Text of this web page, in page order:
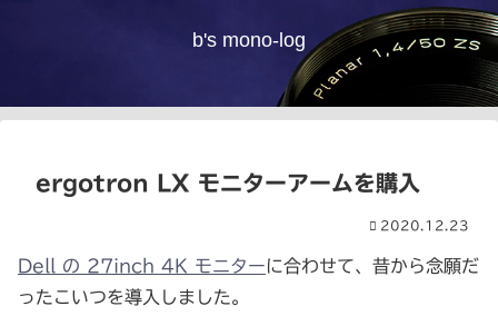
b's mono-log
ergotron LX モニターアームを購入
2020.12.23
Dell の 27inch 4K モニターに合わせて、昔から念願だ
ったこいつを導入しました。